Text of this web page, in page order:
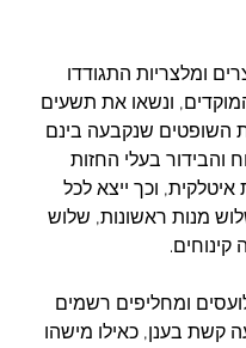
ומלצריות התגודדו
ונשאו את תשעים
השופטים שנקבעה בינם
והבידור בעלי החזות
איטלקית, וכך ייצא לכל
מנות ראשונות, שלוש
קינוחים.
ומחליפים רשמים
קשת בענן, כאילו מישהו